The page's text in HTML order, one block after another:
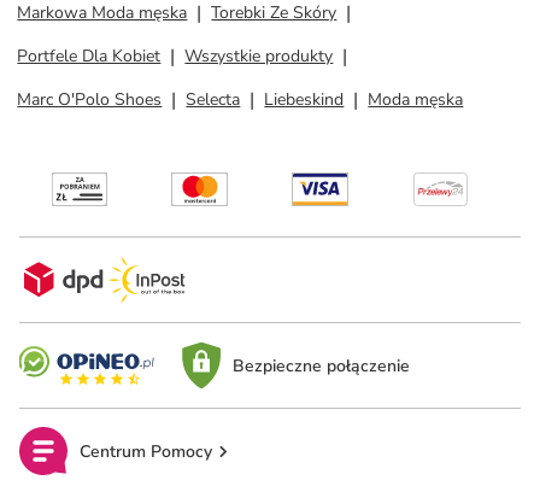
Markowa Moda męska
Torebki Ze Skóry
Portfele Dla Kobiet
Wszystkie produkty
Marc O'Polo Shoes
Selecta Liebeskind Moda męska
Bezpieczne połączenie
Centrum Pomocy